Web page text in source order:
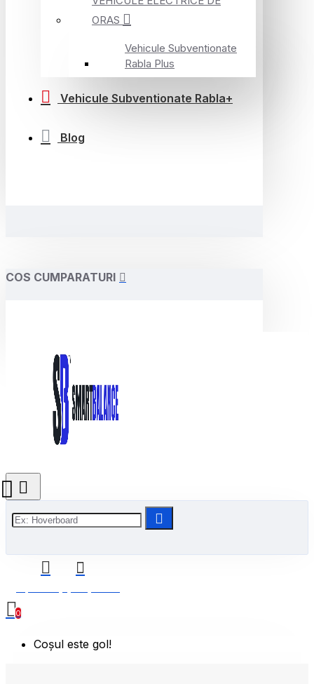
ORAS
Vehicule Subventionate
Rabla Plus
Vehicule Subventionate Rabla+
Blog
COS CUMPARATURI
0
Coșul este gol!